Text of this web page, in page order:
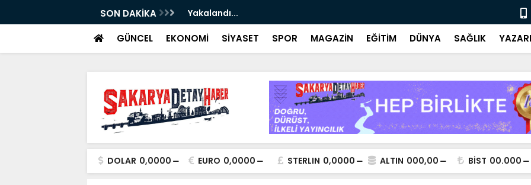
SON DAKİKA Yakalandı... Ulusal ve
GÜNCEL EKONOMİ SİYASET SPOR MAGAZİN EĞİTİM DÜNYA SAĞLIK
DOLAR 0,0000 EURO 0,0000 STERLIN 0,0000 ALTIN 000,00 BİST 00.000